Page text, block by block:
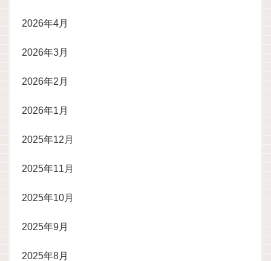
2026年4月
2026年3月
2026年2月
2026年1月
2025年12月
2025年11月
2025年10月
2025年9月
2025年8月